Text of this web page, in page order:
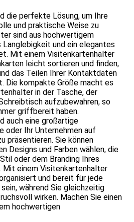
die perfekte Lösung, um Ihre
und praktische Weise zu
sind aus hochwertigem
und ein elegantes
Mit einem Visitenkartenhalter
leicht sortieren und finden,
das Teilen Ihrer Kontaktdaten
Die kompakte Größe macht es
in der Tasche, der
aufzubewahren, so
griffbereit haben.
auch eine großartige
oder Ihr Unternehmen auf
präsentieren. Sie können
Designs und Farben wählen, die
oder dem Branding Ihres
Mit einem Visitenkartenhalter
und bereit für jede
während Sie gleichzeitig
wirken. Machen Sie einen
hochwertigen